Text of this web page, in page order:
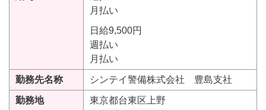
月払い
日給9,500円
週払い
月払い
勤務先名称 シンテイ警備株式会社 豊島支社
勤務地 東京都台東区上野